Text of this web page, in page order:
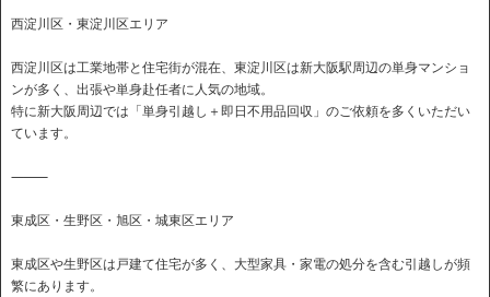
西淀川区・東淀川区エリア
西淀川区は工業地帯と住宅街が混在、東淀川区は新大阪駅周辺の単身マンショ
ンが多く、出張や単身赴任者に人気の地域。
特に新大阪周辺では「単身引越し＋即日不用品回収」のご依頼を多くいただい
ています。
⸻
東成区・生野区・旭区・城東区エリア
東成区や生野区は戸建て住宅が多く、大型家具・家電の処分を含む引越しが頻
繁にあります。